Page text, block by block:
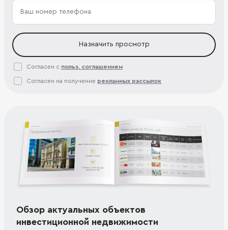
Назначить просмотр
Согласен с польз. соглашением
Согласен на получение рекламных рассылок
Обзор актуальных объектов
инвестиционной недвижимости